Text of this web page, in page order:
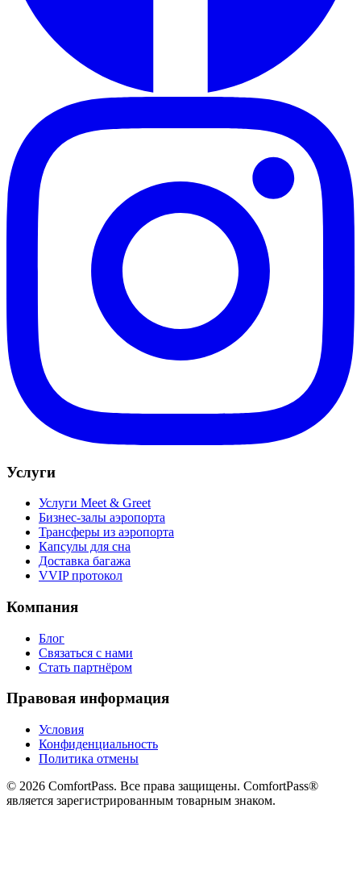
Услуги
Услуги Meet & Greet
Бизнес-залы аэропорта
Трансферы из аэропорта
Капсулы для сна
Доставка багажа
VVIP протокол
Компания
Блог
Связаться с нами
Стать партнёром
Правовая информация
Условия
Конфиденциальность
Политика отмены
© 2026 ComfortPass. Все права защищены. ComfortPass®
является зарегистрированным товарным знаком.